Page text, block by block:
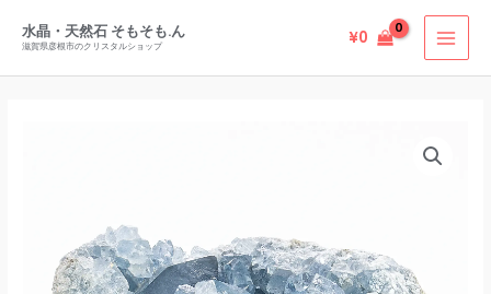
水晶・天然石 そもそも.ん
滋賀県彦根市のクリスタルショップ ¥0